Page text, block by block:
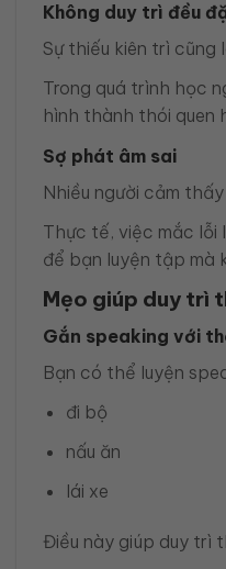
Không duy trì đều
Sự thiếu kiên trì cũng
Trong quá trình học
hình thành thói quen
Sợ phát âm sai
Nhiều người cảm
Thực tế, việc mắc lỗi
để bạn luyện tập mà
Mẹo giúp duy trì
Gắn speaking với
Bạn có thể luyện
đi bộ
nấu ăn
lái xe
Điều này giúp duy trì